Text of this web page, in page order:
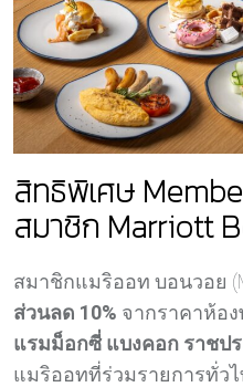
สิทธิพิเศษ
สมาชิก Marriott
สมาชิกแมริออท บอนวอย
ส่วนลด 10% จากราคาห้อ
แรมม็อกซี่ แบงคอก ราชป
แมริออทที่ร่วมรายการทั่ว